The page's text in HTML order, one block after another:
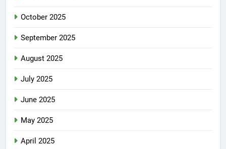
October 2025
September 2025
August 2025
July 2025
June 2025
May 2025
April 2025